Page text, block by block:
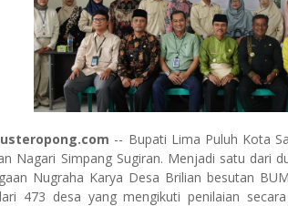
-- Bupati Lima Puluh Kota
Nagari Simpang Sugiran. Menjadi satu dari
Nugraha Karya Desa Brilian besutan
473 desa yang mengikuti penilaian